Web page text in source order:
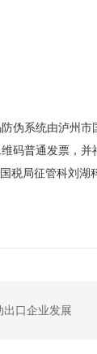
系统由泸州市
码普通发票，
税局征管科刘
出口企业发展